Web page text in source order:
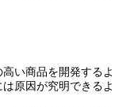
い商品を開発するよ
原因が究明できるよ